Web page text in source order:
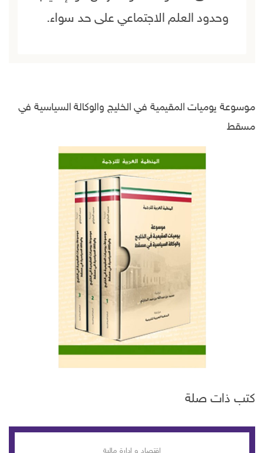
وحدود العلم الاجتماعي على حد سواء.
موسوعة يوميات المقيمية في الخليج والوكالة السياسية في
مسقط
كتب ذات صلة